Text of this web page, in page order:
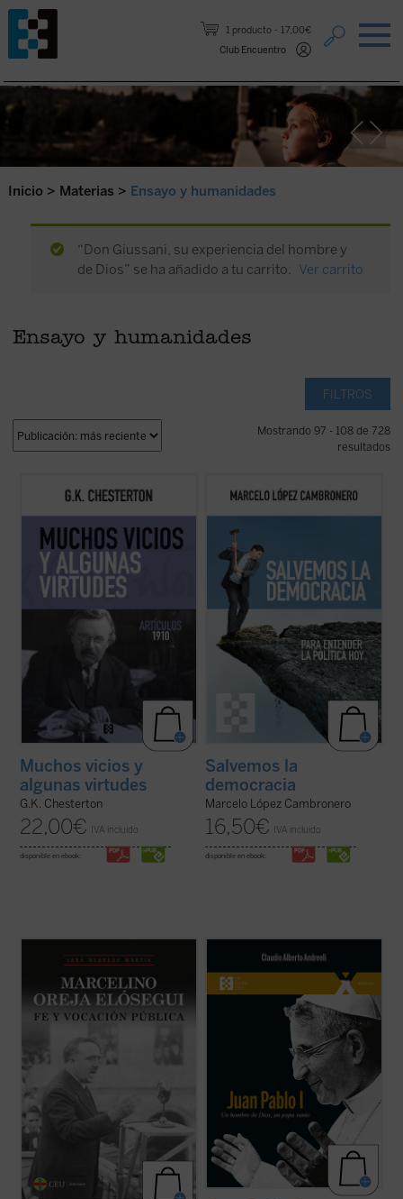
1 producto
17,00€
Club Encuentro
Saltar al contenido.
Inicio > Materias > Ensayo y humanidades
“Don Giussani, su experiencia del hombre y
de Dios” se ha añadido a tu carrito. Ver carrito
Ensayo y humanidades
FILTROS
Mostrando 97 - 108 de 728
resultados
Presentamos el quinto volumen de la serie
en el que encontraremos nuevamente todo
1910 se nos presentan quizá más variados
y combativos que otros años aunque ...(ver
ficha)
Muchos vicios y
algunas virtudes
G.K. Chesterton
22,00€ IVA incluido
disponible en ebook:
Un breve y muy efectivo texto filosófico-
político, donde reflexiones ordenadas
las sociedades, el papel de las ideologías y
la nueva forma de hacer la ...
Salvemos la
democracia
Marcelo López Cambronero
16,50€ IVA incluido
disponible en ebook:
mi padre, a quien no conocí, ya que fue
asesinado en Mondragón el 5 de octubre de
1934 estando mi madre embarazada de su
primer y único hijo; yo nací el 13 de febrero
Hace años ...(ver ficha)
El 4 de septiembre de 2022 fue beatificado
el Siervo de Dios Albino Luciani, quien fue
papa con el nombre de Juan Pablo I, con
uno de los pontificados más breves de la
historia. El autor, que ha tenido la gracia de
conocer personalmente al beato ...(ver